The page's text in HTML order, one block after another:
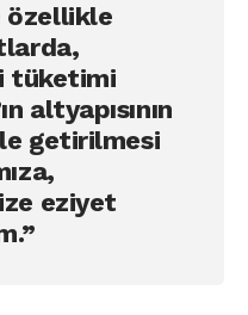
özellikle
tüketimi
altyapısının
getirilmesi
eziyet